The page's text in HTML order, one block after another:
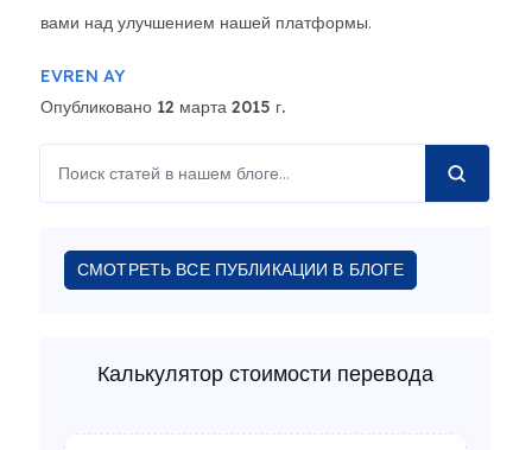
вами над улучшением нашей платформы.
EVREN AY
Опубликовано 12 марта 2015 г.
СМОТРЕТЬ ВСЕ ПУБЛИКАЦИИ В БЛОГЕ
Калькулятор стоимости перевода